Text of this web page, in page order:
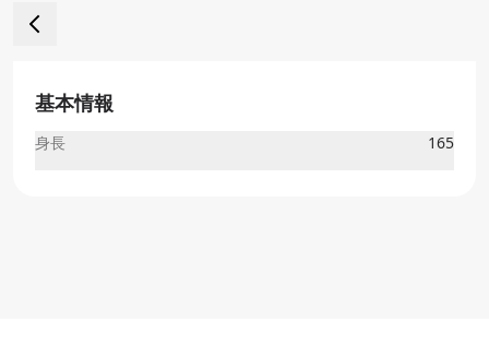
基本情報
身長 165